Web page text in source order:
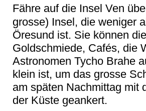
Fähre auf die Insel Ven
grosse) Insel, die weniger
Öresund ist. Sie können
Goldschmiede, Cafés, die
Astronomen Tycho Brahe
klein ist, um das grosse
am späten Nachmittag mit
der Küste geankert.